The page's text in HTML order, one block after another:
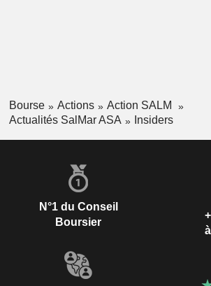
Bourse Actions
Action SALM
Actualités SalMar ASA
Insiders
N°1 du Conseil
Boursier